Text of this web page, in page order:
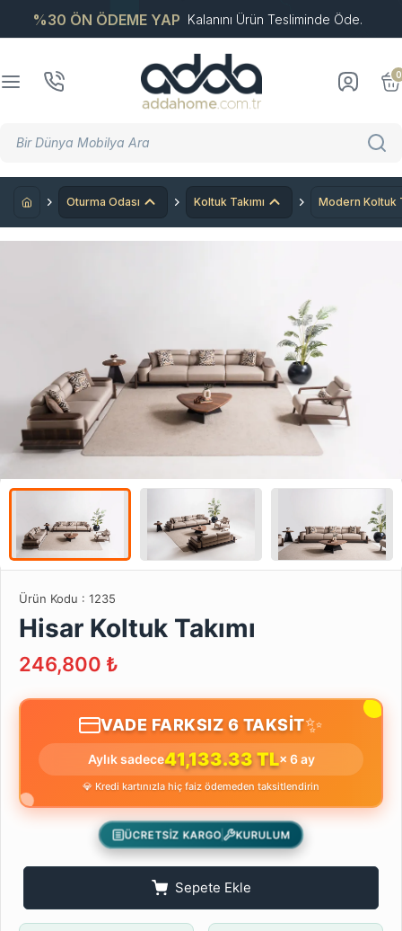
%30 ÖN ÖDEME YAP Kalanını Ürün Tesliminde Öde.
0
Oturma Odası Koltuk Takımı Modern Koltuk
Ürün Kodu : 1235
Hisar Koltuk Takımı
246,800 ₺
VADE FARKSIZ 6 TAKSİT✨
Aylık sadece41,133.33 TL× 6 ay
💎 Kredi kartınızla hiç faiz ödemeden taksitlendirin
ÜCRETSİZ KARGO KURULUM
Sepete Ekle